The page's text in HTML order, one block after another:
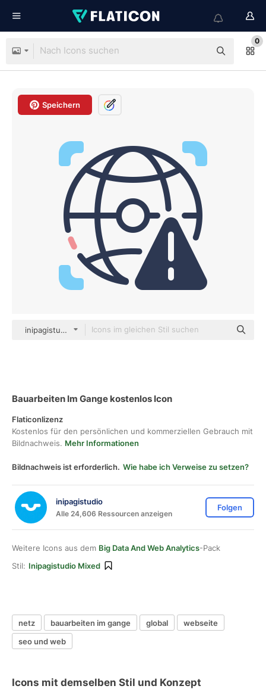
0
Speichern
inipagistudio Mixed
Bauarbeiten Im Gange kostenlos Icon
Flaticonlizenz
Kostenlos für den persönlichen und kommerziellen Gebrauch mit
Bildnachweis. Mehr Informationen
Bildnachweis ist erforderlich. Wie habe ich Verweise zu setzen?
inipagistudio
Alle 24,606 Ressourcen anzeigen
Folgen
Weitere Icons aus dem Big Data And Web Analytics-Pack
Stil: Inipagistudio Mixed
netz bauarbeiten im gange global
webseite
seo und web
Icons mit demselben Stil und Konzept